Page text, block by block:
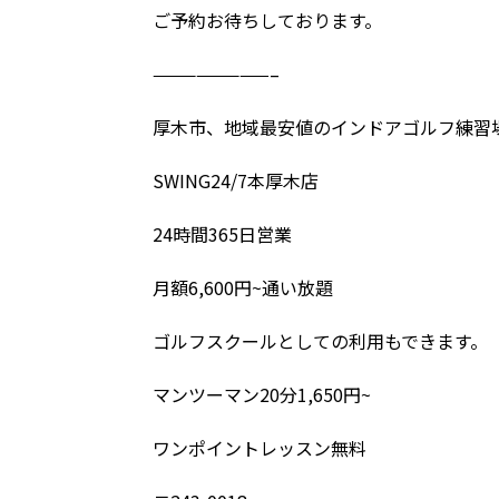
ご予約お待ちしております。
————————–
厚木市、地域最安値のインドアゴルフ練習
SWING24/7本厚木店
24時間365日営業
月額6,600円~通い放題
ゴルフスクールとしての利用もできます。
マンツーマン20分1,650円~
ワンポイントレッスン無料